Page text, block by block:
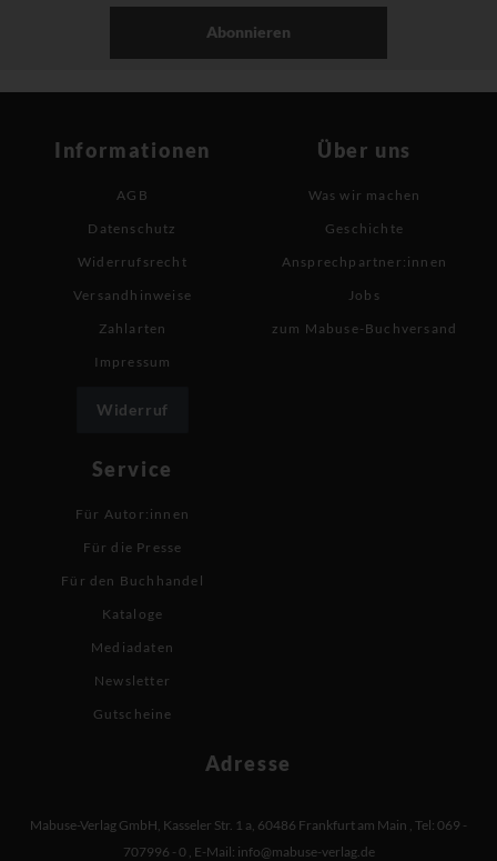
Abonnieren
Informationen
AGB
Datenschutz
Widerrufsrecht
Versandhinweise
Zahlarten
Impressum
Widerruf
Über uns
Was wir machen
Geschichte
Ansprechpartner:innen
Jobs
zum Mabuse-Buchversand
Service
Für Autor:innen
Für die Presse
Für den Buchhandel
Kataloge
Mediadaten
Newsletter
Gutscheine
Adresse
Mabuse-Verlag GmbH, Kasseler Str. 1 a, 60486 Frankfurt am Main , Tel: 069 -
707996 - 0 , E-Mail: info@mabuse-verlag.de